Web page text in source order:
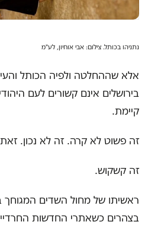
נתניהו בכותל. צילום: אבי אוחיון, לע"מ
אלא שההחלטה ולפיה הכותל
בירושלים אינם קשורים לעם
קיימת.
זה פשוט לא קרה. זה לא נכון.
זה קשקוש.
ראשיתו של מחול השדים המגוחך
בצהרים כשאתרי החדשות